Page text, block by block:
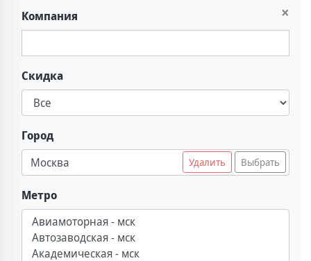
×
Компания
Скидка
Город
Москва
Удалить Выбрать
Метро